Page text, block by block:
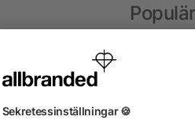
Musplattor